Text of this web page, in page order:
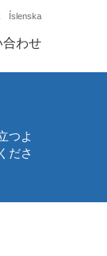
Íslenska
合わせ
つよ
ださ